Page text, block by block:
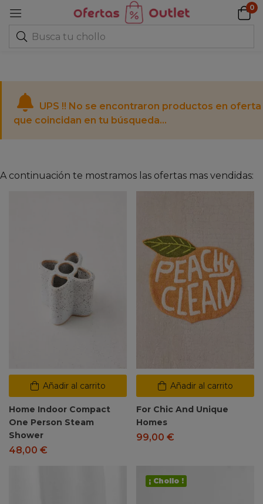
0
UPS !! No se encontraron productos en oferta
que coincidan en tu búsqueda...
A continuación te mostramos las ofertas mas vendidas:
Añadir al carrito
Home Indoor Compact
One Person Steam
Shower
48,00 €
Añadir al carrito
For Chic And Unique
Homes
99,00 €
¡ Chollo !